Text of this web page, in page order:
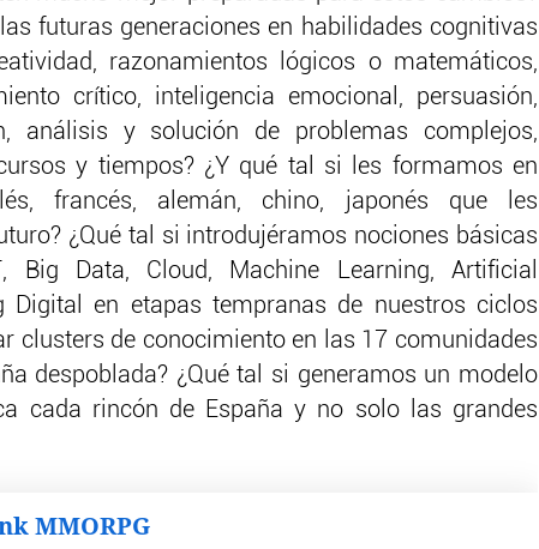
futuras generaciones en habilidades cognitivas
razonamientos lógicos o matemáticos,
crítico, inteligencia emocional, persuasión,
análisis y solución de problemas complejos,
y tiempos? ¿Y qué tal si les formamos en
francés, alemán, chino, japonés que les
¿Qué tal si introdujéramos nociones básicas
Big Data, Cloud, Machine Learning, Artificial
Digital en etapas tempranas de nuestros ciclos
clusters de conocimiento en las 17 comunidades
despoblada? ¿Qué tal si generamos un modelo
cada rincón de España y no solo las grandes
MMORPG